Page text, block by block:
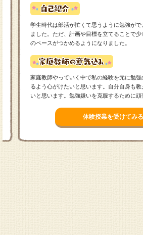
学生時代は部活が忙くて思うように勉強がで
ました。ただ、計画や目標を立てることで
のペースがつかめるようになりました。
家庭教師やっていく中で私の経験を元に勉
るよう心がけたいと思います。自分自身も
いと思います。勉強嫌いを克服するために頑
体験授業を受けてみる